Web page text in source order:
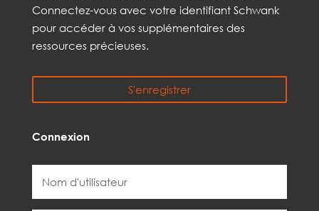
Connectez-vous avec votre identifiant Schwank
pour accéder à vos supplémentaires des
ressources précieuses.
S'enregistrer
Connexion